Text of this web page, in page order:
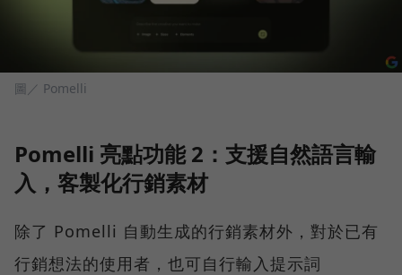
圖／ Pomelli
Pomelli 亮點功能 2：支援自然語言輸
入，客製化行銷素材
除了 Pomelli 自動生成的行銷素材外，對於已有
行銷想法的使用者，也可自行輸入提示詞